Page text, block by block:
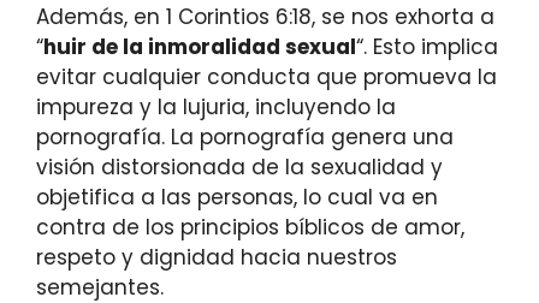
Además, en 1 Corintios 6:18, se nos exhorta a
“huir de la inmoralidad sexual“. Esto implica
evitar cualquier conducta que promueva la
impureza y la lujuria, incluyendo la
pornografía. La pornografía genera una
visión distorsionada de la sexualidad y
objetifica a las personas, lo cual va en
contra de los principios bíblicos de amor,
respeto y dignidad hacia nuestros
semejantes.